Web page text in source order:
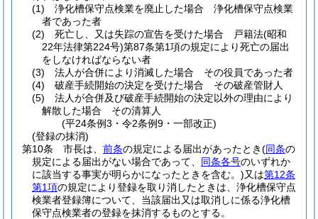
(1)
浄化槽保守点検業を廃止した場合 浄化槽保守点検業
者であった者
(2)
死亡し、又は失踪の宣告を受けた場合 戸籍法(昭和
22年法律第224号)第87条第1項の規定により死亡の届出
をしなければならない者
(3)
法人が合併により消滅した場合 その役員であった者
(4)
破産手続開始の決定を受けた場合 その破産管財人
(5)
法人が合併及び破産手続開始の決定以外の理由により
解散した場合 その清算人
(平24条例3・令2条例9・一部改正)
(登録の抹消)
第10条
市長は、 前条の規定による届出があったとき(同条の
規定による届出がない場合であって、 同条各号のいずれか
に該当する事実が明らかになったときを含む。)又は第12条
第1項の規定により登録を取り消したときは、浄化槽保守点
検業者登録簿について、当該届出又は取消しに係る浄化槽
保守点検業者の登録を抹消するものとする。